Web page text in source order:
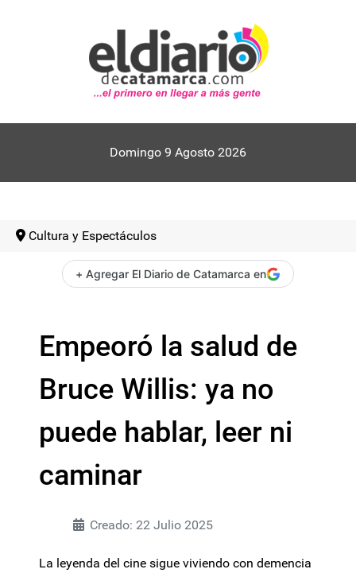
Domingo 9 Agosto 2026
Cultura y Espectáculos
+ Agregar El Diario de Catamarca en
Empeoró la salud de
Bruce Willis: ya no
puede hablar, leer ni
caminar
Creado: 22 Julio 2025
La leyenda del cine sigue viviendo con demencia